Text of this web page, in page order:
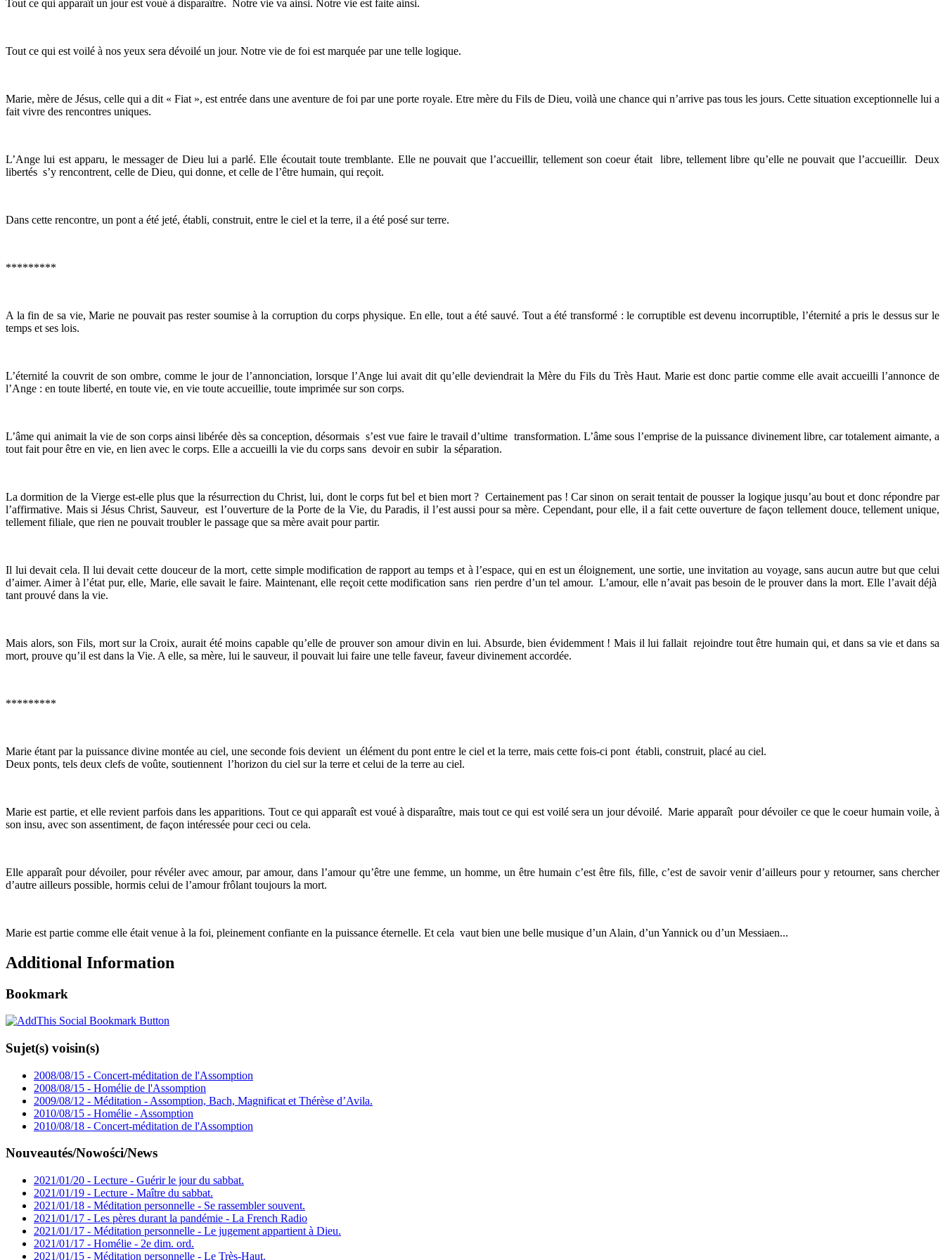
Tout ce qui apparaît un jour est voué à disparaître. Notre vie va ainsi. Notre vie est faite ainsi.
Tout ce qui est voilé à nos yeux sera dévoilé un jour. Notre vie de foi est marquée par une telle logique.
Marie, mère de Jésus, celle qui a dit « Fiat », est entrée dans une aventure de foi par une porte royale. Etre mère du Fils de Dieu, voilà une chance qui n’arrive pas tous les jours. Cette situation exceptionnelle lui a
fait vivre des rencontres uniques.
L’Ange lui est apparu, le messager de Dieu lui a parlé. Elle écoutait toute tremblante. Elle ne pouvait que l’accueillir, tellement son coeur était libre, tellement libre qu’elle ne pouvait que l’accueillir. Deux
libertés s’y rencontrent, celle de Dieu, qui donne, et celle de l’être humain, qui reçoit.
Dans cette rencontre, un pont a été jeté, établi, construit, entre le ciel et la terre, il a été posé sur terre.
*********
A la fin de sa vie, Marie ne pouvait pas rester soumise à la corruption du corps physique. En elle, tout a été sauvé. Tout a été transformé : le corruptible est devenu incorruptible, l’éternité a pris le dessus sur le
temps et ses lois.
L’éternité la couvrit de son ombre, comme le jour de l’annonciation, lorsque l’Ange lui avait dit qu’elle deviendrait la Mère du Fils du Très Haut. Marie est donc partie comme elle avait accueilli l’annonce de
l’Ange : en toute liberté, en toute vie, en vie toute accueillie, toute imprimée sur son corps.
L’âme qui animait la vie de son corps ainsi libérée dès sa conception, désormais s’est vue faire le travail d’ultime transformation. L’âme sous l’emprise de la puissance divinement libre, car totalement aimante, a
tout fait pour être en vie, en lien avec le corps. Elle a accueilli la vie du corps sans devoir en subir la séparation.
La dormition de la Vierge est-elle plus que la résurrection du Christ, lui, dont le corps fut bel et bien mort ? Certainement pas ! Car sinon on serait tentait de pousser la logique jusqu’au bout et donc répondre par
l’affirmative. Mais si Jésus Christ, Sauveur, est l’ouverture de la Porte de la Vie, du Paradis, il l’est aussi pour sa mère. Cependant, pour elle, il a fait cette ouverture de façon tellement douce, tellement unique,
tellement filiale, que rien ne pouvait troubler le passage que sa mère avait pour partir.
Il lui devait cela. Il lui devait cette douceur de la mort, cette simple modification de rapport au temps et à l’espace, qui en est un éloignement, une sortie, une invitation au voyage, sans aucun autre but que celui
d’aimer. Aimer à l’état pur, elle, Marie, elle savait le faire. Maintenant, elle reçoit cette modification sans rien perdre d’un tel amour. L’amour, elle n’avait pas besoin de le prouver dans la mort. Elle l’avait déjà
tant prouvé dans la vie.
Mais alors, son Fils, mort sur la Croix, aurait été moins capable qu’elle de prouver son amour divin en lui. Absurde, bien évidemment ! Mais il lui fallait rejoindre tout être humain qui, et dans sa vie et dans sa
mort, prouve qu’il est dans la Vie. A elle, sa mère, lui le sauveur, il pouvait lui faire une telle faveur, faveur divinement accordée.
*********
Marie étant par la puissance divine montée au ciel, une seconde fois devient un élément du pont entre le ciel et la terre, mais cette fois-ci pont établi, construit, placé au ciel.
Deux ponts, tels deux clefs de voûte, soutiennent l’horizon du ciel sur la terre et celui de la terre au ciel.
Marie est partie, et elle revient parfois dans les apparitions. Tout ce qui apparaît est voué à disparaître, mais tout ce qui est voilé sera un jour dévoilé. Marie apparaît pour dévoiler ce que le coeur humain voile, à
son insu, avec son assentiment, de façon intéressée pour ceci ou cela.
Elle apparaît pour dévoiler, pour révéler avec amour, par amour, dans l’amour qu’être une femme, un homme, un être humain c’est être fils, fille, c’est de savoir venir d’ailleurs pour y retourner, sans chercher
d’autre ailleurs possible, hormis celui de l’amour frôlant toujours la mort.
Marie est partie comme elle était venue à la foi, pleinement confiante en la puissance éternelle. Et cela vaut bien une belle musique d’un Alain, d’un Yannick ou d’un Messiaen...
Additional Information
Bookmark
Sujet(s) voisin(s)
2008/08/15 - Concert-méditation de l'Assomption
2008/08/15 - Homélie de l'Assomption
2009/08/12 - Méditation - Assomption, Bach, Magnificat et Thérèse d’Avila.
2010/08/15 - Homélie - Assomption
2010/08/18 - Concert-méditation de l'Assomption
Nouveautés/Nowości/News
2021/01/20 - Lecture - Guérir le jour du sabbat.
2021/01/19 - Lecture - Maître du sabbat.
2021/01/18 - Méditation personnelle - Se rassembler souvent.
2021/01/17 - Les pères durant la pandémie - La French Radio
2021/01/17 - Méditation personnelle - Le jugement appartient à Dieu.
2021/01/17 - Homélie - 2e dim. ord.
2021/01/15 - Méditation personnelle - Le Très-Haut.